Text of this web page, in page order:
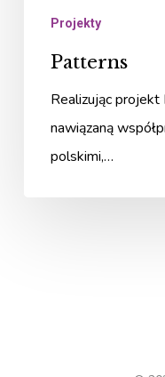
Projekty
Patterns
Realizując
nawiązaną
polskimi,…